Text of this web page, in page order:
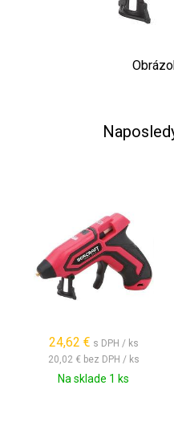
24,62 € s DPH / ks
20,02 € bez DPH / ks
Na sklade 1 ks